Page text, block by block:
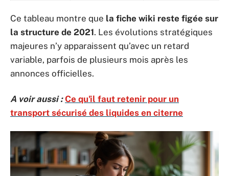
Ce tableau montre que la fiche wiki reste figée sur
la structure de 2021. Les évolutions stratégiques
majeures n’y apparaissent qu’avec un retard
variable, parfois de plusieurs mois après les
annonces officielles.
A voir aussi : Ce qu'il faut retenir pour un
transport sécurisé des liquides en citerne